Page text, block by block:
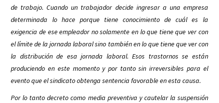
de trabajo. Cuando un trabajador decide ingresar a una empresa
determinada lo hace porque tiene conocimiento de cuál es la
exigencia de ese empleador no solamente en lo que tiene que ver con
el límite de la jornada laboral sino también en lo que tiene que ver con
la distribución de esa jornada laboral. Esos trastornos se están
produciendo en este momento y por tanto sin irreversibles para el
evento que el sindicato obtenga sentencia favorable en esta causa.
Por lo tanto decreto como media preventiva y cautelar la suspensión